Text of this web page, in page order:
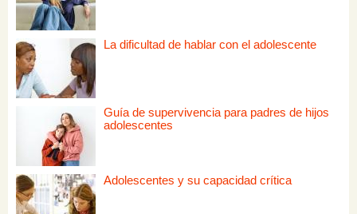
La dificultad de hablar con el adolescente
Guía de supervivencia para padres de hijos
adolescentes
Adolescentes y su capacidad crítica